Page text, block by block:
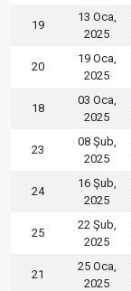
19
13 Oca,
2025
20
19 Oca,
2025
18
03 Oca,
2025
23
08 Şub,
2025
24
16 Şub,
2025
25
22 Şub,
2025
21
25 Oca,
2025